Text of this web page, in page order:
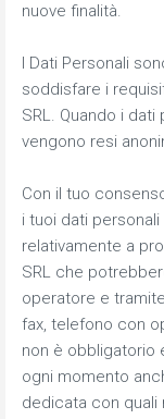
nuove finalità.
I Dati Personali
soddisfare i
SRL. Quando i
vengono resi
Con il tuo
i tuoi dati
relativamente a
SRL che
operatore e
fax, telefono con
non è obbligatorio
ogni momento
dedicata con